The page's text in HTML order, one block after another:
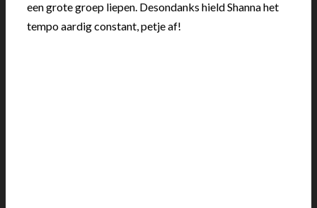
een grote groep liepen. Desondanks hield Shanna het
tempo aardig constant, petje af!